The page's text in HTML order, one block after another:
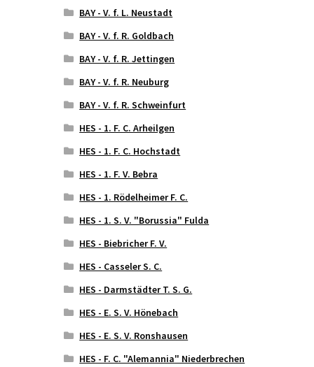
BAY - V. f. L. Neustadt
BAY - V. f. R. Goldbach
BAY - V. f. R. Jettingen
BAY - V. f. R. Neuburg
BAY - V. f. R. Schweinfurt
HES - 1. F. C. Arheilgen
HES - 1. F. C. Hochstadt
HES - 1. F. V. Bebra
HES - 1. Rödelheimer F. C.
HES - 1. S. V. "Borussia" Fulda
HES - Biebricher F. V.
HES - Casseler S. C.
HES - Darmstädter T. S. G.
HES - E. S. V. Hönebach
HES - E. S. V. Ronshausen
HES - F. C. "Alemannia" Niederbrechen